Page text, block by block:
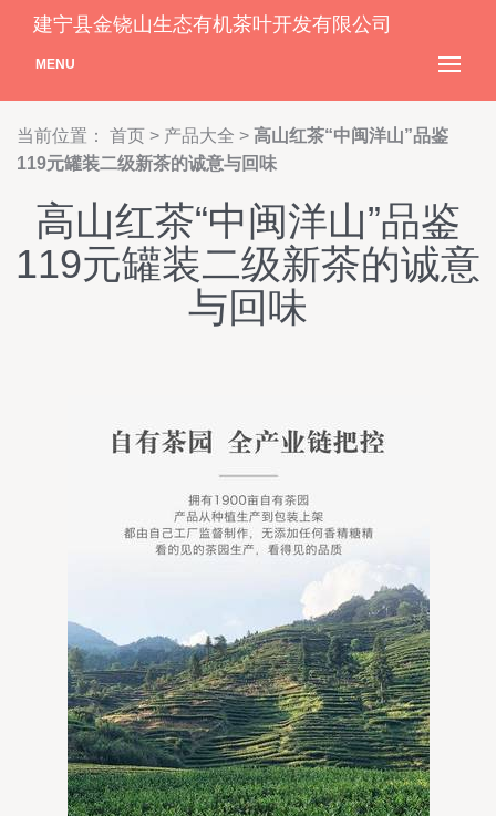
建宁县金铙山生态有机茶叶开发有限公司
MENU
当前位置： 首页 > 产品大全 > 高山红茶“中闽洋山”品鉴
119元罐装二级新茶的诚意与回味
高山红茶“中闽洋山”品鉴
119元罐装二级新茶的诚意
与回味